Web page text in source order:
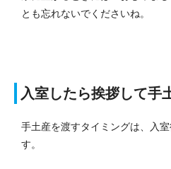
とも忘れないでくださいね。
入室したら挨拶して手
手土産を渡すタイミングは、入
す。